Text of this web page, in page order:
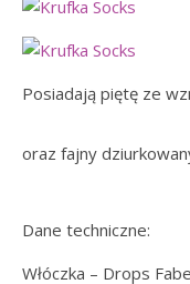
Posiadają piętę ze
oraz fajny
Dane techniczne:
Włóczka – Drops